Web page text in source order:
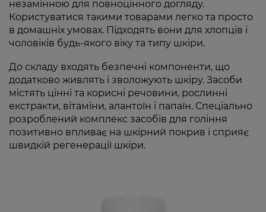
незамінною для повноцінного догляду.
Користуватися такими товарами легко та просто
в домашніх умовах. Підходять вони для хлопців і
чоловіків будь-якого віку та типу шкіри.
До складу входять безпечні компоненти, що
додатково живлять і зволожують шкіру. Засоби
містять цінні та корисні речовини, рослинні
екстракти, вітаміни, алантоїн і папаїн. Спеціально
розроблений комплекс засобів для гоління
позитивно впливає на шкірний покрив і сприяє
швидкій регенерації шкіри.